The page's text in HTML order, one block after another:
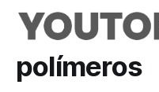
polímeros